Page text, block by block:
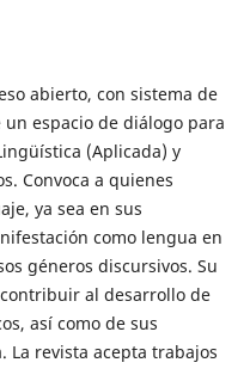
abierto, con sistema de
espacio de diálogo para
(Aplicada) y
Convoca a quienes
ya sea en sus
como lengua en
géneros discursivos. Su
al desarrollo de
así como de sus
La revista acepta trabajos